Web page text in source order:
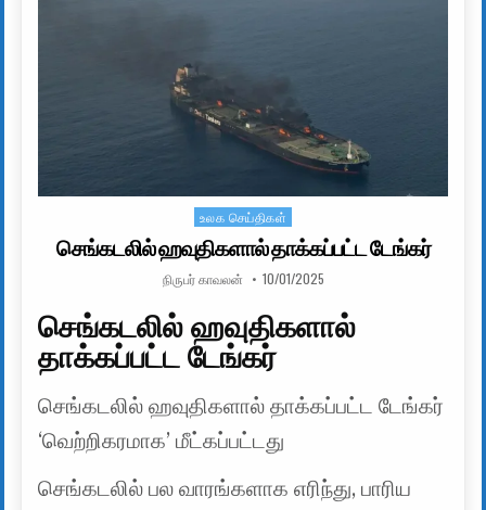
Posted in
உலக செய்திகள்
செங்கடலில் ஹவுதிகளால் தாக்கப்பட்ட டேங்கர்
AUTHOR:
நிருபர் காவலன் PUBLISHED DATE:
10/01/2025
செங்கடலில் ஹவுதிகளால்
தாக்கப்பட்ட டேங்கர்
செங்கடலில் ஹவுதிகளால் தாக்கப்பட்ட டேங்கர்
‘வெற்றிகரமாக’ மீட்கப்பட்டது
செங்கடலில் பல வாரங்களாக எரிந்து, பாரிய